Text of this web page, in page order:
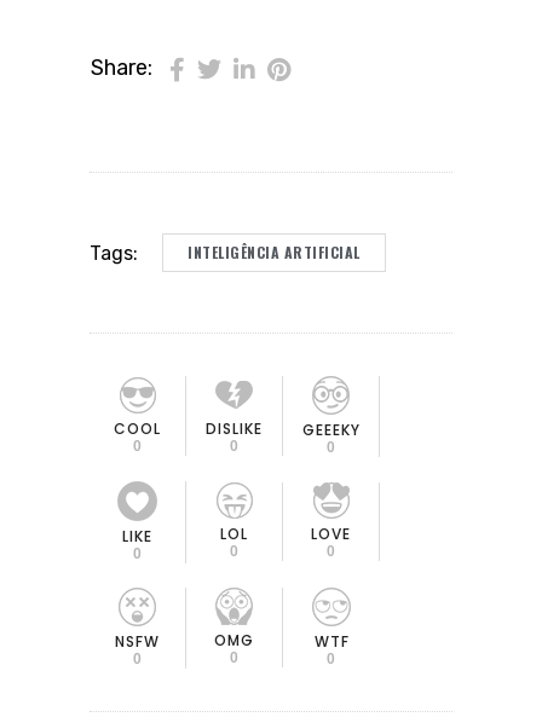
Share:
Tags: INTELIGÊNCIA ARTIFICIAL
COOL
0
DISLIKE
0
GEEEKY
0
LIKE
0
LOL
0
LOVE
0
NSFW
0
OMG
0
WTF
0